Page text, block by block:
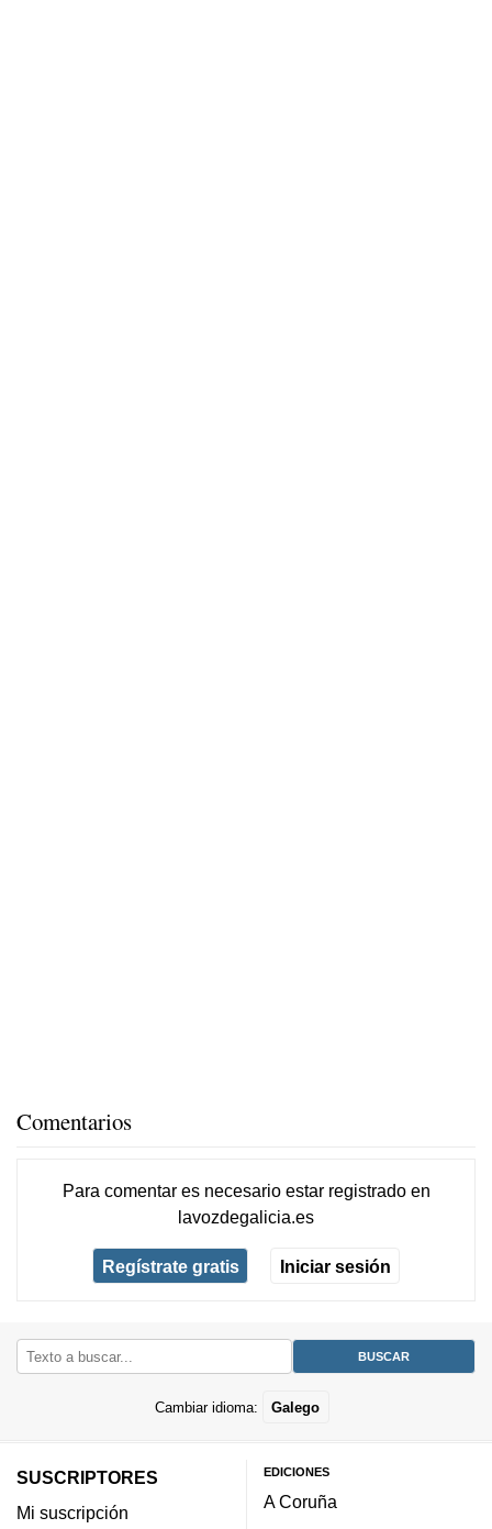
Comentarios
Para comentar es necesario estar registradoen
lavozdegalicia.es
Regístrate gratis Iniciar sesión
Cambiar idioma: Galego
SUSCRIPTORES
Mi suscripción
EDICIONES
A Coruña